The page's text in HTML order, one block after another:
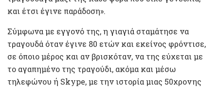
και έτσι έγινε παράδοση».
Σύμφωνα με εγγονό της, η γιαγιά σταμάτησε να
τραγουδά όταν έγινε 80 ετών και εκείνος φρόντισε,
σε όποιο μέρος και αν βρισκόταν, να της εύχεται με
το αγαπημένο της τραγούδι, ακόμα και μέσω
τηλεφώνου ή Skype, με την ιστορία μιας 50χρονης